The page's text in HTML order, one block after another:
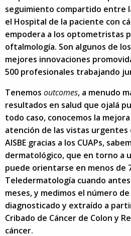
seguimiento compartido entre
el Hospital de la paciente con
empodera a los optometristas
oftalmología. Son algunos de
mejores innovaciones
500 profesionales trabajando
Tenemos outcomes, a menudo
resultados en salud que ojalá
todo caso, conocemos la
atención de las vistas urgentes
AISBE gracias a los CUAPs,
dermatológico, que en torno a
puede orientarse en menos de
Teledermatología cuando
meses, y medimos el número
diagnosticado y extraído a
Cribado de Cáncer de Colon y
cáncer.